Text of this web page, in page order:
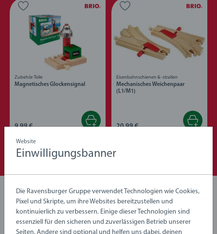
Magnetisches Glockensignal
Zubehör-Teile
9,99 €
Mechanisches Weichenpaar
(L1/M1)
Eisenbahnschienen & -straßen
20,99 €
Noch keine Bewertungen
abgegeben
Website
Einwilligungsbanner
Die Ravensburger Gruppe verwendet Technologien wie Cookies,
Pixel und Skripte, um ihre Websites bereitzustellen und
kontinuierlich zu verbessern. Einige dieser Technologien sind
essenziell für den sicheren und zuverlässigen Betrieb unserer
Seiten. Andere sind optional und helfen uns dabei, deinen